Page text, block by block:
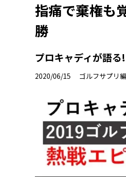
指痛で棄権も
勝
プロキャディが語
2020/06/15 ゴルフサプリ